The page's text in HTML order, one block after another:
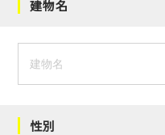
建物名
性別